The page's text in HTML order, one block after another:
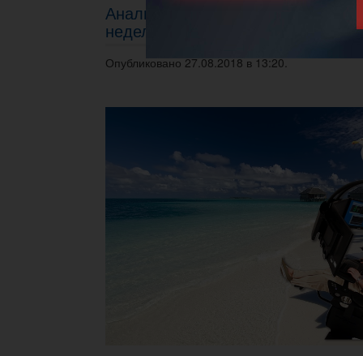
Аналитика и прогнозы по рынку
неделю 27.08 - 31.08.2018г.
Опубликовано 27.08.2018 в 13:20.